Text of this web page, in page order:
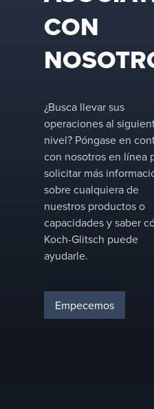
CON
¿Busca llevar sus
operaciones al
nivel? Póngase en
con nosotros en línea
solicitar más
sobre cualquiera de
nuestros productos o
capacidades y saber
Koch-Glitsch puede
ayudarle.
Empecemos